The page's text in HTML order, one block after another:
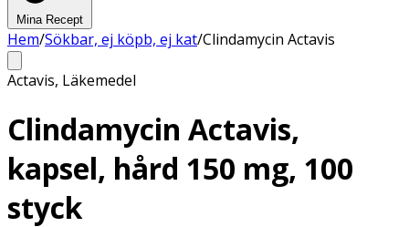
Mina Recept
Hem/Sökbar, ej köpb, ej kat/Clindamycin Actavis
Actavis, Läkemedel
Clindamycin Actavis,
kapsel, hård 150 mg, 100
styck